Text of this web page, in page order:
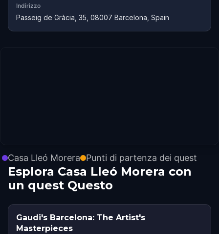
Indirizzo
Passeig de Gràcia, 35, 08007 Barcelona, Spain
Casa Lleó Morera Punti di partenza dei quest
Esplora Casa Lleó Morera con
un quest Questo
Gaudi's Barcelona: The Artist's
Masterpieces